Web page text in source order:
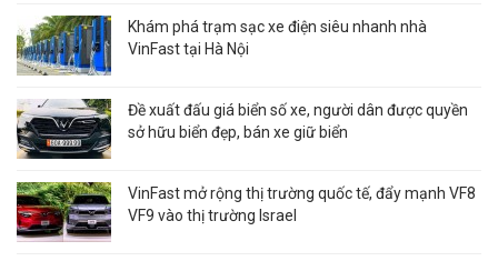
Khám phá trạm sạc xe điện siêu nhanh nhà
VinFast tại Hà Nội
Đề xuất đấu giá biển số xe, người dân được quyền
sở hữu biển đẹp, bán xe giữ biển
VinFast mở rộng thị trường quốc tế, đẩy mạnh VF8
VF9 vào thị trường Israel